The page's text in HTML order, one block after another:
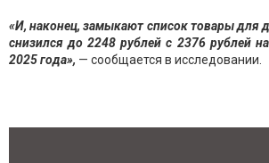
«И, наконец, замыкают список товары для
снизился до 2248 рублей с 2376 рублей
2025 года», — сообщается в исследовании.